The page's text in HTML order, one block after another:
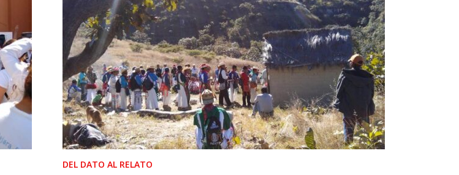
DEL DATO AL RELATO